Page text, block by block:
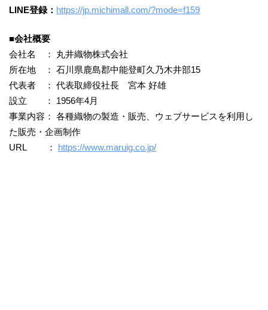
LINE登録： https://jp.michimall.com/?mode=f159
■会社概要
会社名 ： 丸井織物株式会社
所在地 ： 石川県鹿島郡中能登町久乃木井部15
代表者 ： 代表取締役社長 宮本 好雄
設立 ： 1956年4月
事業内容： 各種織物の製造・販売、ウェブサービスを利用し
た販売・企画制作
URL ： https://www.maruig.co.jp/